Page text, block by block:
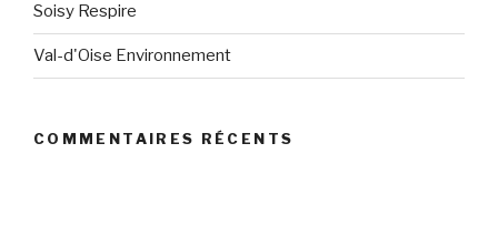
Soisy Respire
Val-d'Oise Environnement
COMMENTAIRES RÉCENTS